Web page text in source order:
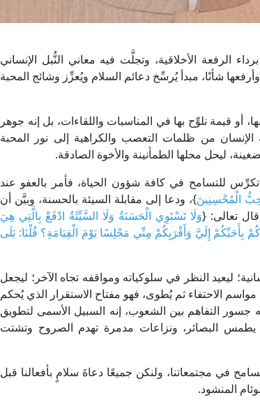
الرفعة الأخلاقية، وتجلَّت فيه معاني النُّبل الإنساني
شأنًا، مبدأ يُرسِّخ دعائم السلام ويُعزِّز وشائج المحبة
قيمة نلوِّح بها في المناسبات واللقاءات، بل إنه جوهر
الإنسان من ظلمات التعصب والكراهية إلى نور المحبة
ليحل محلها الطمأنينة والأخوة الصادقة.
للتسامح في كافة شؤون الحياة، فأمر بالعفو عند
الْمُحْسِنِينَ}، ودعا إلى مقابلة السيئة بالحسنة، وبيَّن أن
تعالى: {وَلَا تَسْتَوِي الْحَسَنَةُ وَلَا السَّيِّئَةُ ادْفَعْ بِالَّتِي هِيَ
بِأَحَبِّكُمْ إِلَيَّ وَأَقْرَبِكُمْ مِنِّي مَجْلِسًا يَوْمَ الْقِيَامَةِ؟ قُلْنَا: بَلَى
ليعيد النظر في سلوكياته ومواقفه تجاه الآخر؛ ليجعل
الاحتفاء ثم يُطوى، فهو مفتاح الاستقرار الذي يُحكم
جسور التفاهم بين الشعوب، إنه السبيل الأسمى لتطويق
يطمس البصائر، ونزاعات مدمرة تهدم الصروح وتشتت
في مجتمعاتنا، ولنكن جميعًا دعاةَ سلامٍ بأفعالنا قبل
المنشود.